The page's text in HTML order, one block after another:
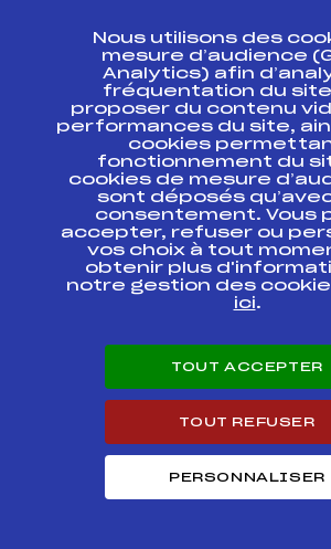
FNAM0013.FFS
NORDIC
CHALLENGE FFS
(Dimanche 6/12)
FNAM0014.FFS
NORDIC
CHALLENGE FFS
(Samedi 5/12)
Résultats Nordique 2009
Codex Course
FAUM0116.FFS La
Grand prix de LA
BOURBOULE
Nous utilisons des
mesure d’audience
Analytics) afin
fréquentation du
proposer du contenu
performances du site,
cookies
fonctionnement du
cookies de mesure
sont déposés
consentement. Vous
accepter, refuser ou
vos choix à tout
obtenir plus
notre gestion des
ici.
TOUT ACCEPTER
TOUT REFUSER
PERSONNALISER